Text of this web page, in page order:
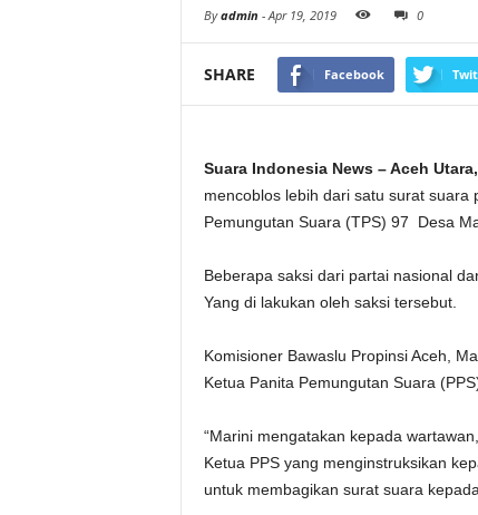
Byadmin - Apr 19, 2019 0
SHARE Facebook
Suara Indonesia News – Aceh Utara,
mencoblos lebih dari satu surat suara
Pemungutan Suara (TPS) 97 Desa
Beberapa saksi dari partai nasional
Yang di lakukan oleh saksi tersebut.
Komisioner Bawaslu Propinsi Aceh,
Ketua Panita Pemungutan Suara
“Marini mengatakan kepada
Ketua PPS yang menginstruksikan
untuk membagikan surat suara